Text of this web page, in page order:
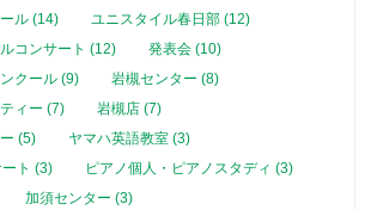
ル (14)
ユニスタイル春日部 (12)
コンサート (12)
発表会 (10)
クール (9)
岩槻センター (8)
ィー (7)
岩槻店 (7)
(5)
ヤマハ英語教室 (3)
ト (3)
ピアノ個人・ピアノスタディ (3)
加須センター (3)